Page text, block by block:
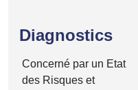
Diagnostics
Concerné par un Etat
des Risques et